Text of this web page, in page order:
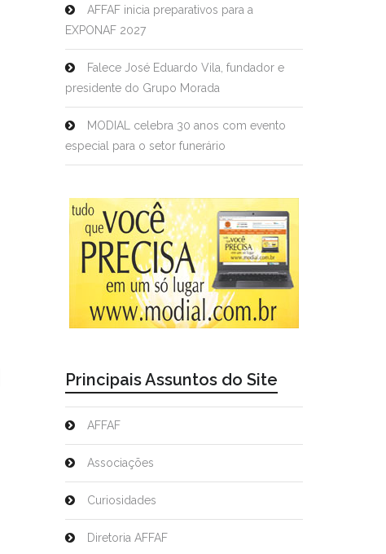
AFFAF inicia preparativos para a
EXPONAF 2027
Falece José Eduardo Vila, fundador e
presidente do Grupo Morada
MODIAL celebra 30 anos com evento
especial para o setor funerário
Principais Assuntos do Site
AFFAF
Associações
Curiosidades
Diretoria AFFAF